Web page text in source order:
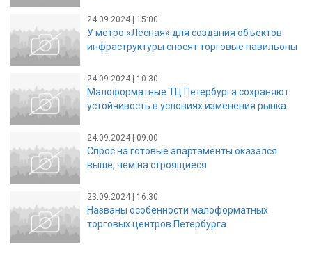
24.09.2024 | 15:00
У метро «Лесная» для создания объектов
инфраструктуры сносят торговые павильоны
24.09.2024 | 10:30
Малоформатные ТЦ Петербурга сохраняют
устойчивость в условиях изменения рынка
24.09.2024 | 09:00
Спрос на готовые апартаменты оказался
выше, чем на строящиеся
23.09.2024 | 16:30
Названы особенности малоформатных
торговых центров Петербурга